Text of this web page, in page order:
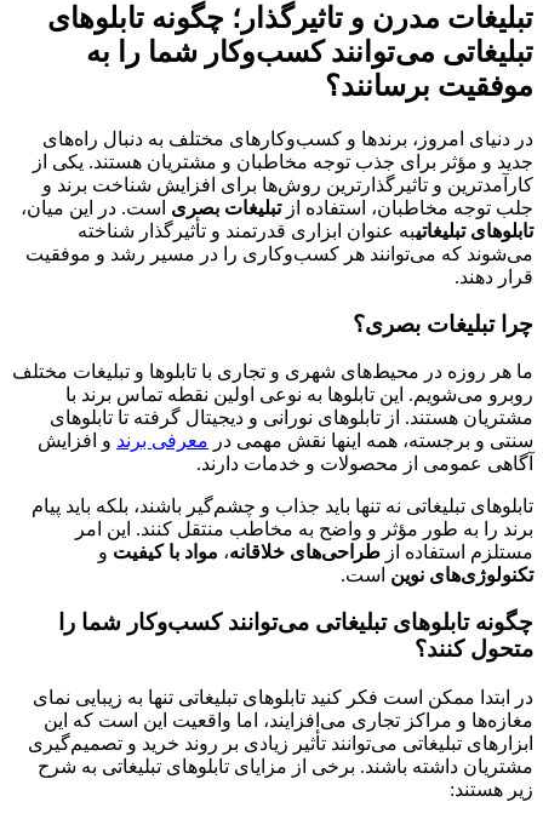
تبلیغات مدرن و تاثیرگذار؛ چگونه تابلوهای
تبلیغاتی می‌توانند کسب‌وکار شما را به
موفقیت برسانند؟
در دنیای امروز، برندها و کسب‌وکارهای مختلف به دنبال راه‌های
جدید و مؤثر برای جذب توجه مخاطبان و مشتریان هستند. یکی از
کارآمدترین و تاثیرگذارترین روش‌ها برای افزایش شناخت برند و
جلب توجه مخاطبان، استفاده ازتبلیغات بصری است. در این میان،
تابلوهای تبلیغاتیبه عنوان ابزاری قدرتمند و تأثیرگذار شناخته
می‌شوند که می‌توانند هر کسب‌وکاری را در مسیر رشد و موفقیت
قرار دهند.
چرا تبلیغات بصری؟
ما هر روزه در محیط‌های شهری و تجاری با تابلوها و تبلیغات مختلف
روبرو می‌شویم. این تابلوها به نوعی اولین نقطه تماس برند با
مشتریان هستند. از تابلوهای نورانی و دیجیتال گرفته تا تابلوهای
سنتی و برجسته، همه اینها نقش مهمی در معرفی برند و افزایش
آگاهی عمومی از محصولات و خدمات دارند.
تابلوهای تبلیغاتی نه تنها باید جذاب و چشم‌گیر باشند، بلکه باید پیام
برند را به طور مؤثر و واضح به مخاطب منتقل کنند. این امر
مستلزم استفاده از طراحی‌های خلاقانه، مواد با کیفیت و
تکنولوژی‌های نوین است.
چگونه تابلوهای تبلیغاتی می‌توانند کسب‌وکار شما را
متحول کنند؟
در ابتدا ممکن است فکر کنید تابلوهای تبلیغاتی تنها به زیبایی نمای
مغازه‌ها و مراکز تجاری می‌افزایند، اما واقعیت این است که این
ابزارهای تبلیغاتی می‌توانند تأثیر زیادی بر روند خرید و تصمیم‌گیری
مشتریان داشته باشند. برخی از مزایای تابلوهای تبلیغاتی به شرح
زیر هستند: